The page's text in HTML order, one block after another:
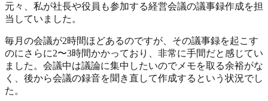
元々、私が社長や役員も参加する経営会議の議事録作成を担
当していました。
毎月の会議が2時間ほどあるのですが、その議事録を起こす
のにさらに2〜3時間かかっており、非常に手間だと感じてい
ました。会議中は議論に集中したいのでメモを取る余裕がな
く、後から会議の録音を聞き直して作成するという状況でし
た。